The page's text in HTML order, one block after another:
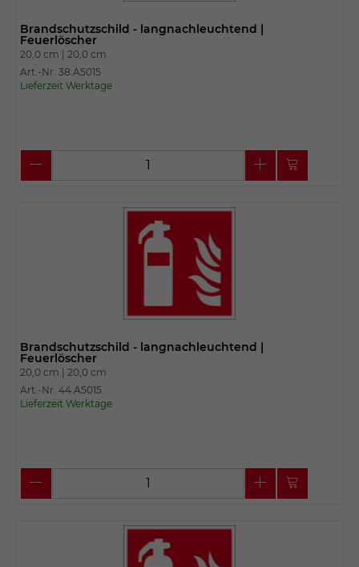
Brandschutzschild - langnachleuchtend |
Feuerlöscher
20,0 cm | 20,0 cm
Art.-Nr. 38.A5015
Lieferzeit Werktage
Brandschutzschild - langnachleuchtend |
Feuerlöscher
20,0 cm | 20,0 cm
Art.-Nr. 44.A5015
Lieferzeit Werktage